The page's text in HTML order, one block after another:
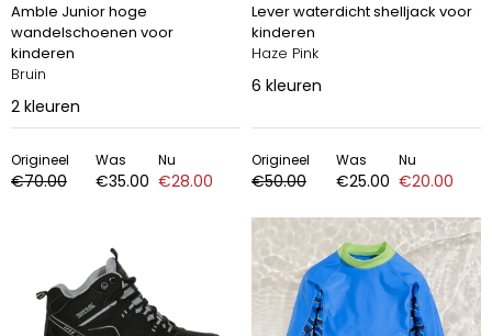
Amble Junior hoge
wandelschoenen voor
kinderen
Bruin
2 kleuren
Origineel
€70.00
Was
€35.00
Nu
€28.00
Lever waterdicht shelljack voor
kinderen
Haze Pink
6 kleuren
Origineel
€50.00
Was
€25.00
Nu
€20.00